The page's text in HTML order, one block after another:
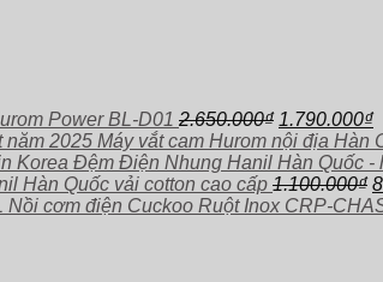
Power BL-D01 2.650.000₫ Giá
gốc
là:
2.650.000₫.
1.790.000₫
Máy vắt cam Hurom nội địa Hàn
Đệm Điện Nhung Hanil Hàn Quốc -
Hàn Quốc vải cotton cao cấp 1.100.000₫
Nồi cơm điện Cuckoo Ruột Inox CRP-